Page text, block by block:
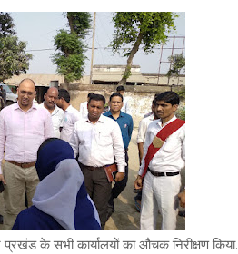
प्रखंड के सभी कार्यालयों का औचक निरीक्षण किया.